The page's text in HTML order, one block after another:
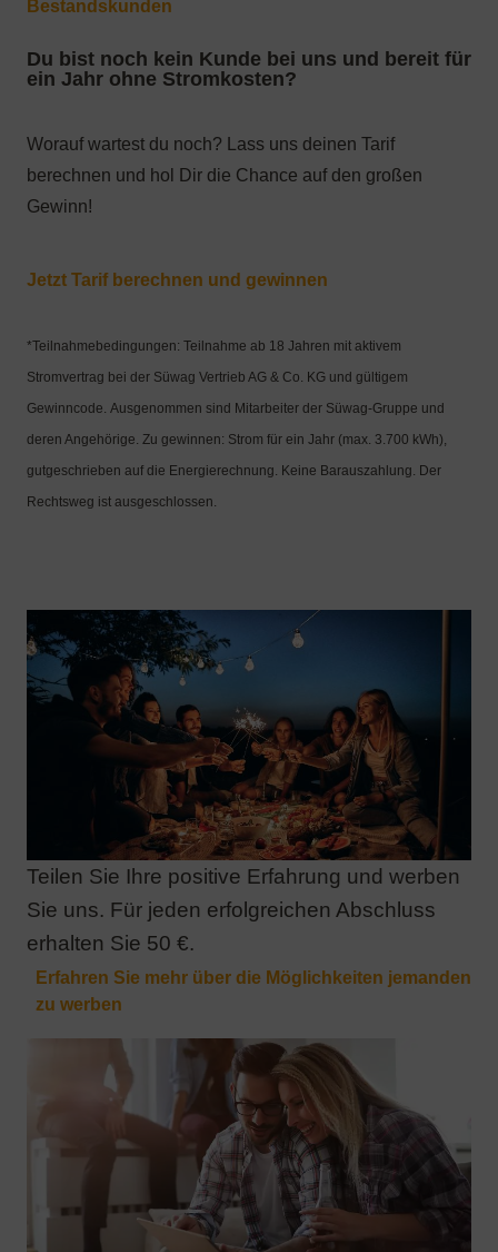
Teilen Sie Ihre positive Erfahrung und werben
Sie uns. Für jeden erfolgreichen Abschluss
erhalten Sie 50 €.